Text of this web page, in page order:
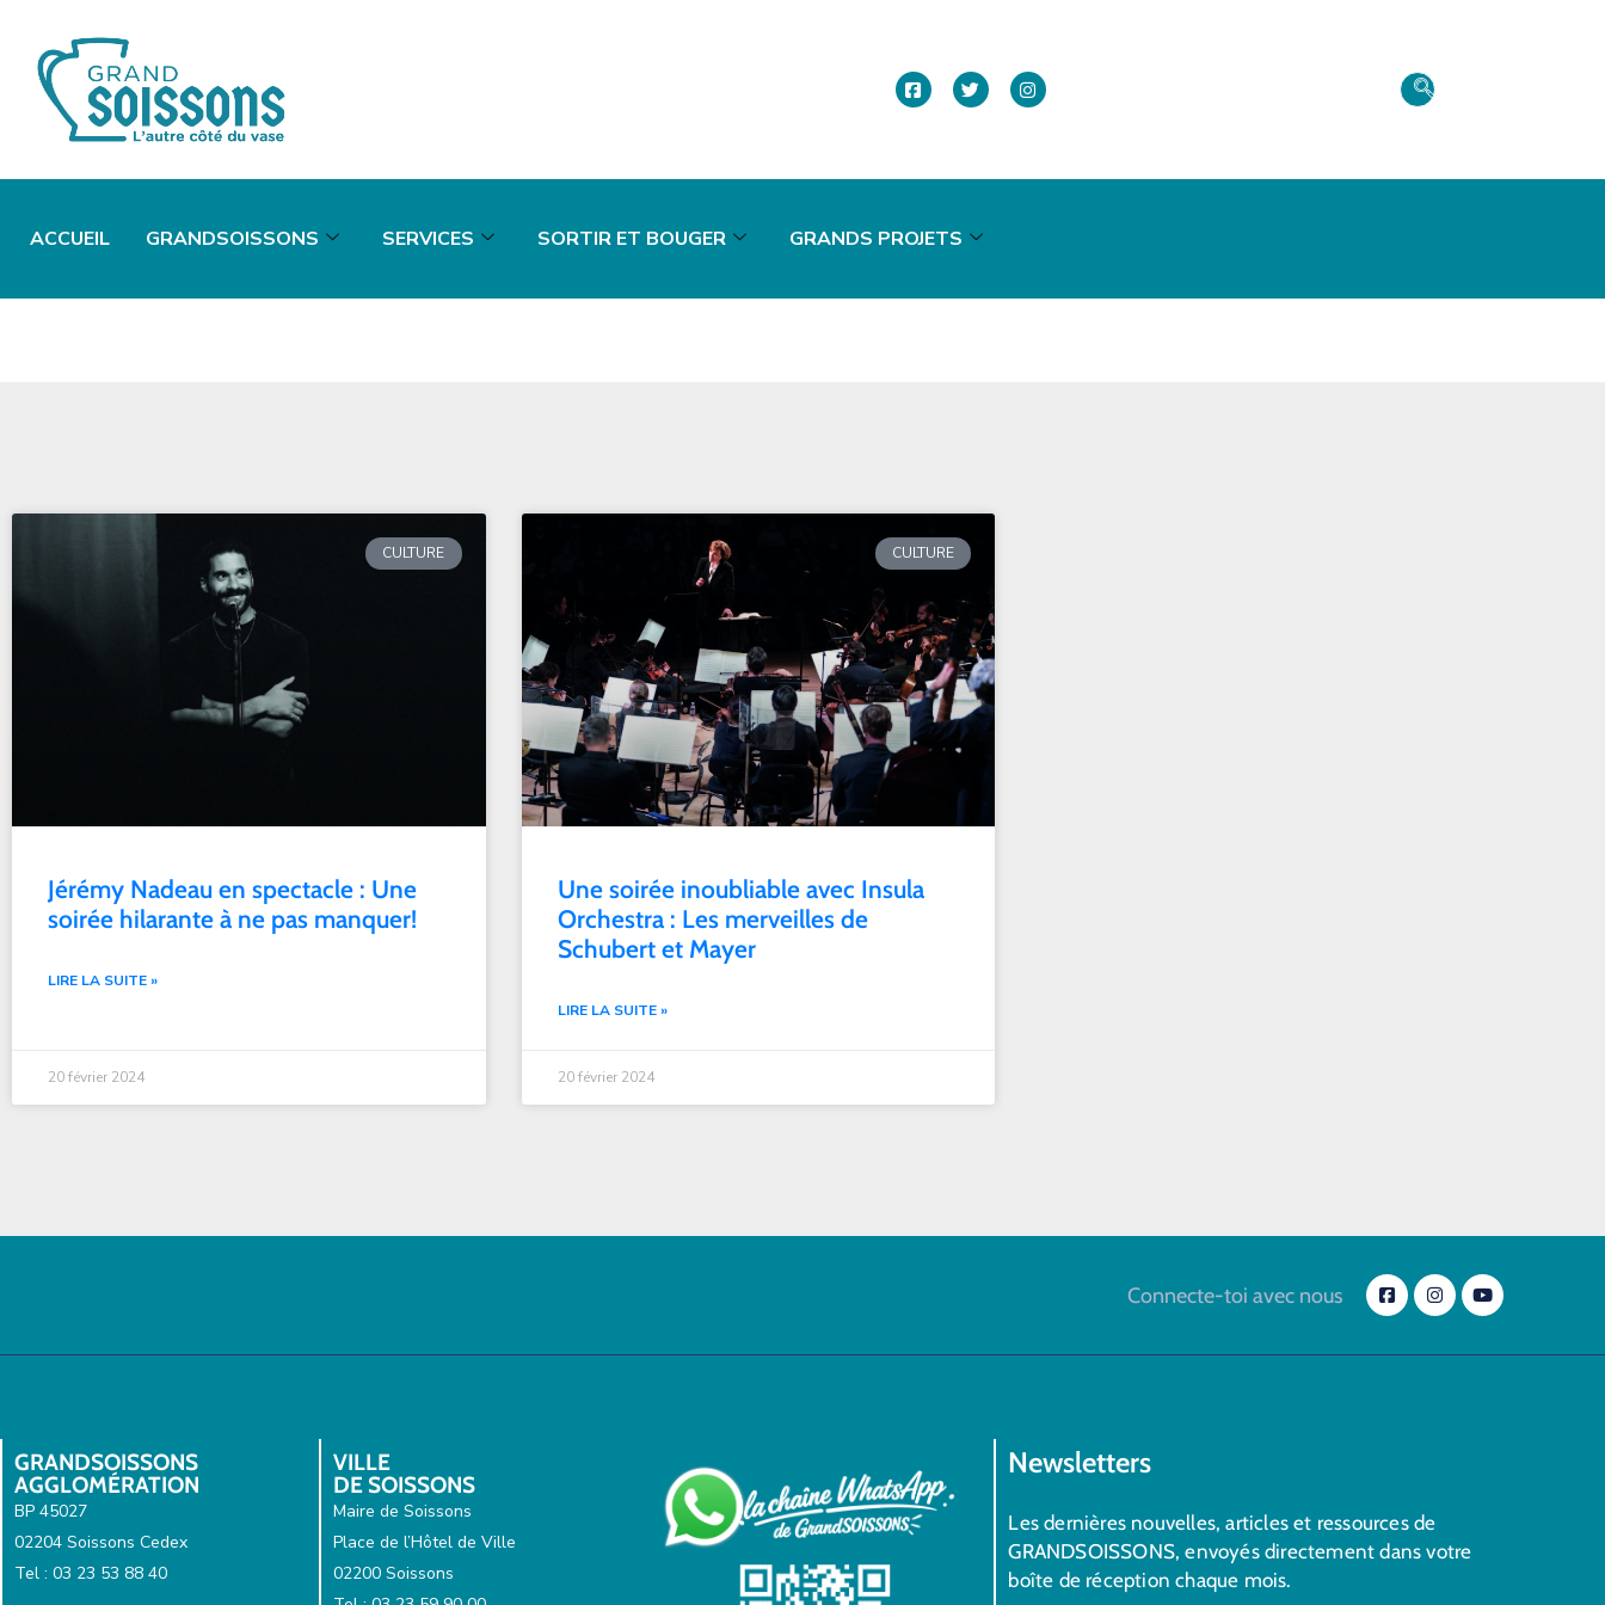
ACCUEIL GRANDSOISSONS SERVICES SORTIR ET BOUGER GRANDS PROJETS
CULTURE
Jérémy Nadeau en spectacle : Une
soirée hilarante à ne pas manquer!
LIRE LA SUITE »
20 février 2024
CULTURE
Une soirée inoubliable avec Insula
Orchestra : Les merveilles de
Schubert et Mayer
LIRE LA SUITE »
20 février 2024
Connecte-toi avec nous
GRANDSOISSONS
AGGLOMÉRATION
BP 45027
02204 Soissons Cedex
Tel : 03 23 53 88 40
VILLE
DE SOISSONS
Maire de Soissons
Place de l’Hôtel de Ville
02200 Soissons
Newsletters
Les dernières nouvelles, articles et ressources de
GRANDSOISSONS, envoyés directement dans votre
boîte de réception chaque mois.